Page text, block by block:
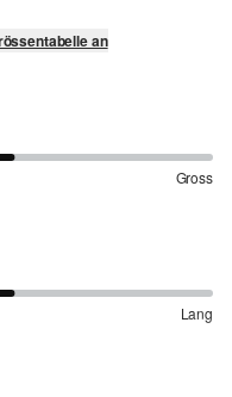
an
Gross
Lang